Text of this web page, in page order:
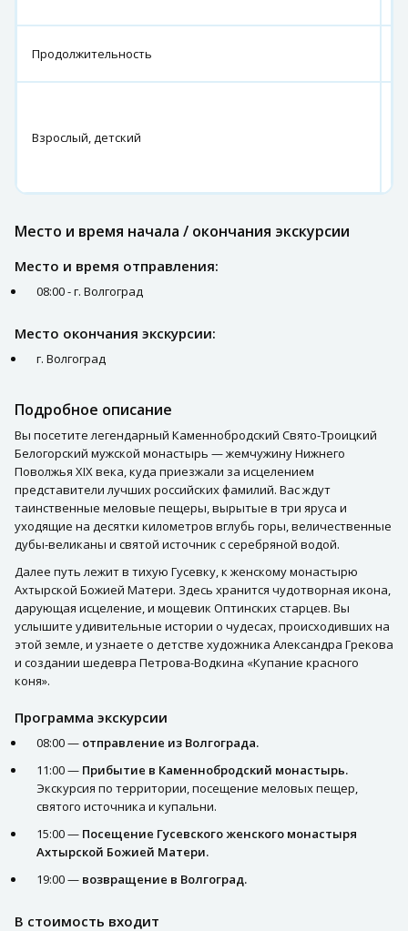
Продолжительность
Взрослый, детский
Место и время начала / окончания экскурсии
Место и время отправления:
08:00 - г. Волгоград
Место окончания экскурсии:
г. Волгоград
Подробное описание
Вы посетите легендарный Каменнобродский Свято-Троицкий
Белогорский мужской монастырь — жемчужину Нижнего
Поволжья XIX века, куда приезжали за исцелением
представители лучших российских фамилий. Вас ждут
таинственные меловые пещеры, вырытые в три яруса и
уходящие на десятки километров вглубь горы, величественные
дубы-великаны и святой источник с серебряной водой.
Далее путь лежит в тихую Гусевку, к женскому монастырю
Ахтырской Божией Матери. Здесь хранится чудотворная икона,
дарующая исцеление, и мощевик Оптинских старцев. Вы
услышите удивительные истории о чудесах, происходивших на
этой земле, и узнаете о детстве художника Александра Грекова
и создании шедевра Петрова-Водкина «Купание красного
коня».
Программа экскурсии
08:00 — отправление из Волгограда.
11:00 — Прибытие в Каменнобродский монастырь.
Экскурсия по территории, посещение меловых пещер,
святого источника и купальни.
15:00 — Посещение Гусевского женского монастыря
Ахтырской Божией Матери.
19:00 — возвращение в Волгоград.
В стоимость входит